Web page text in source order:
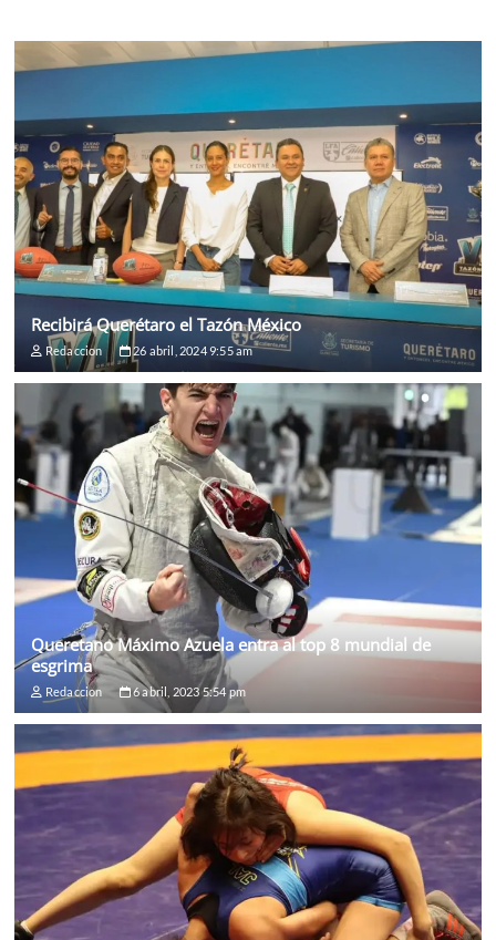
Recibirá Querétaro el Tazón México
Redaccion 26 abril, 2024 9:55 am
Queretano Máximo Azuela entra al top 8 mundial de
esgrima
Redaccion 6 abril, 2023 5:54 pm